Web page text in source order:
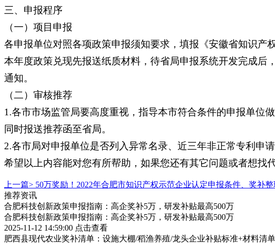
三、申报程序
（一）项目申报
各申报单位对照各项政策申报须知要求，填报《安徽省知识产
本年度政策兑现先报送纸质材料，待省局申报系统开发完成
通知。
（二）审核推荐
1.各市市场监管局要高度重视，指导本市符合条件的申报单位
同时报送推荐函至省局。
2.各市局对申报单位是否列入异常名录、近三年非正常专利申
希望以上内容能对您有所帮助，如果您还有其它问题或者想找
上一篇> 50万奖励！2022年合肥市知识产权示范企业认定申报条件、奖补整
推荐资讯
合肥科技创新政策申报指南：高企奖补5万，研发补贴最高500万
合肥科技创新政策申报指南：高企奖补5万，研发补贴最高500万
2025-11-12 14:59:00 点击查看
肥西县现代农业奖补清单：设施大棚/稻渔养殖/龙头企业补贴标准+材料清单